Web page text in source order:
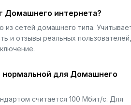
Домашнего интернета?
из сетей домашнего типа.
и отзывы реальных пользователей,
нормальной для Домашнего
считается 100 Мбит/с. Для